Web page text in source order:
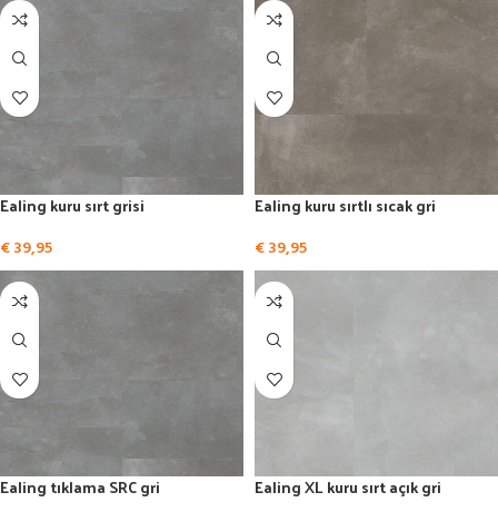
Ealing kuru sırt grisi
€39,95
Ealing kuru sırtlı sıcak gri
€39,95
Ealing tıklama SRC gri Ealing XL kuru sırt açık gri